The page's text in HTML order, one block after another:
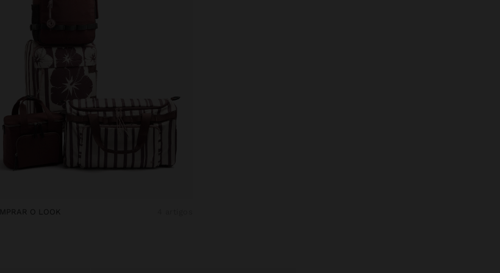
O LOOK